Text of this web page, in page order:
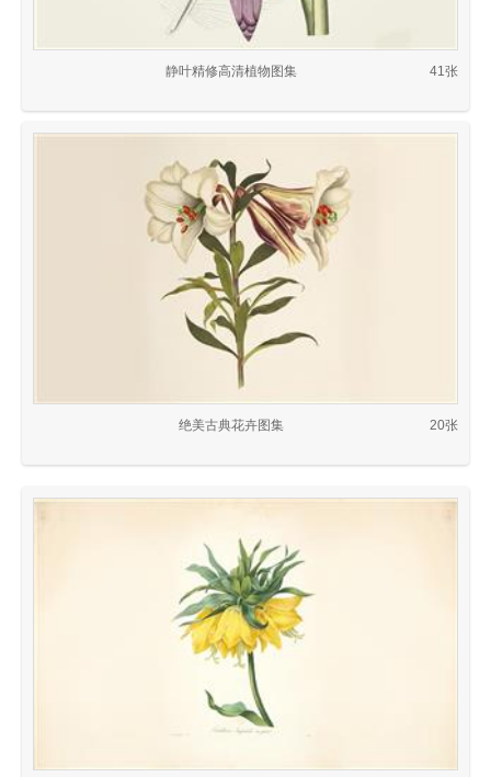
静叶精修高清植物图集 41张
绝美古典花卉图集 20张